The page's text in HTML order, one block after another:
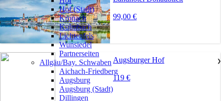
99,00 €
Augsburger Hof
119 €
Hof (Stadt)
Kronach
Kulmbach
Lichtenfels
Wunsiedel
Partnerseiten
Allgäu/Bay. Schwaben
❯
Aichach-Friedberg
Augsburg
Augsburg (Stadt)
Dillingen